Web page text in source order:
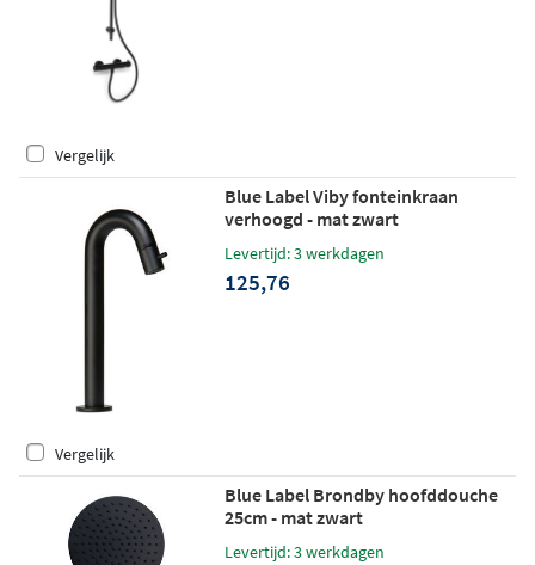
Vergelijk
Blue Label Viby fonteinkraan
verhoogd - mat zwart
Levertijd: 3 werkdagen
125,76
Vergelijk
Blue Label Brondby hoofddouche
25cm - mat zwart
Levertijd: 3 werkdagen